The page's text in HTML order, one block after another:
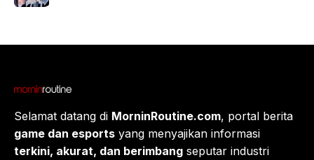
Selamat datang di MorninRoutine.com, portal berita
game dan esports yang menyajikan informasi
terkini, akurat, dan berimbang seputar industri